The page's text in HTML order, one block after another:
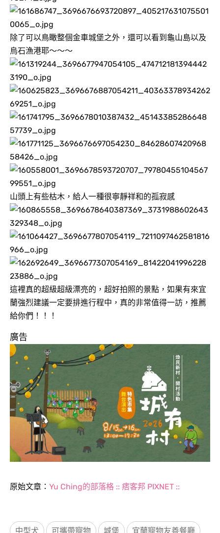
除了可以鳥瞰整個金車城堡之外，還可以看到龜山島以及
烏石漁港耶～～～
山頭上有些枯木，給人一種很寧靜祥和的孤寂感
這裡真的超級超級漂亮的，超好拍照的景點，如果有來宜
蘭強烈建議一定要排進行程中，真的非常值得一訪，推薦
給你們！！！
廣告
原始文章： Yu Ching的部落格 :: 痞客邦 PIXNET ::
中型犬 可攜帶寵物 城堡 宜蘭寵物友善餐廳